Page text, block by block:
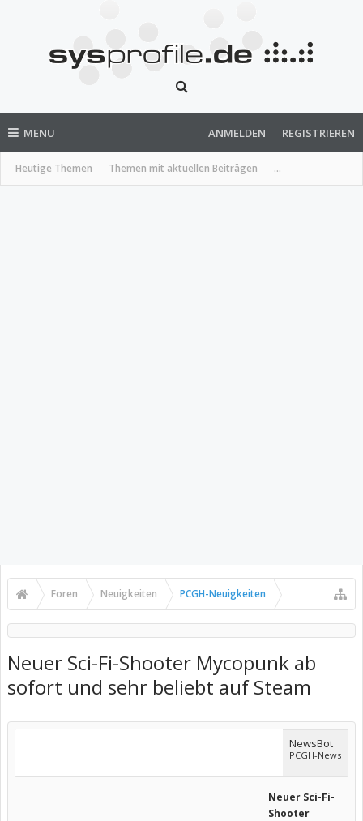
MENU
Heutige Themen Themen mit aktuellen Beiträgen ...
ANMELDEN REGISTRIEREN
Foren Neuigkeiten PCGH-Neuigkeiten
Neuer Sci-Fi-Shooter Mycopunk ab
sofort und sehr beliebt auf Steam
NewsBot
PCGH-News
Neuer Sci-Fi-
Shooter